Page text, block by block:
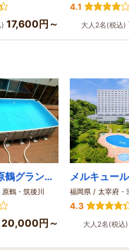
) 17,600円～
4.1
大人2名(税込)
原鶴温泉 原鶴グランドスカイホテル（BBHホテルグループ）
鶴・筑後川
20,000円～
福岡県 / 太宰府・
4.3
大人2名(税込